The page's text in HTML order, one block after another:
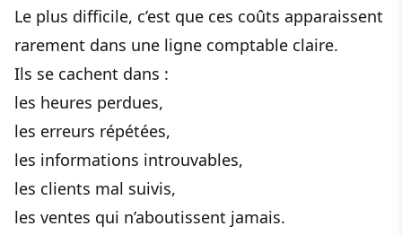
Le plus difficile, c’est que ces coûts apparaissent
rarement dans une ligne comptable claire.
Ils se cachent dans :
les heures perdues,
les erreurs répétées,
les informations introuvables,
les clients mal suivis,
les ventes qui n’aboutissent jamais.